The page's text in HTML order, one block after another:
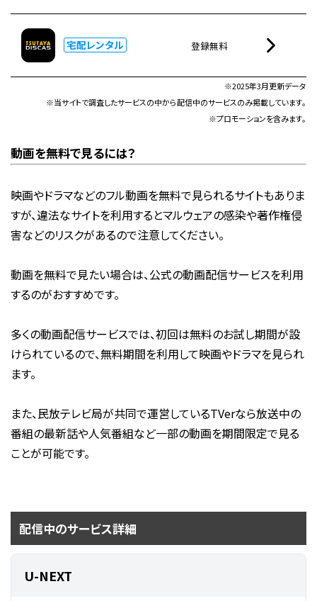
宅配レンタル 登録無料
※2025年3月更新データ
※当サイトで調査したサービスの中から配信中のサービスのみ掲載しています。
※プロモーションを含みます。
動画を無料で見るには？
映画やドラマなどのフル動画を無料で見られるサイトもありま
すが、違法なサイトを利用するとマルウェアの感染や著作権侵
害などのリスクがあるので注意してください。
動画を無料で見たい場合は、公式の動画配信サービスを利用
するのがおすすめです。
多くの動画配信サービスでは、初回は無料のお試し期間が設
けられているので、無料期間を利用して映画やドラマを見られ
ます。
また、民放テレビ局が共同で運営しているTVerなら放送中の
番組の最新話や人気番組など一部の動画を期間限定で見る
ことが可能です。
配信中のサービス詳細
U-NEXT